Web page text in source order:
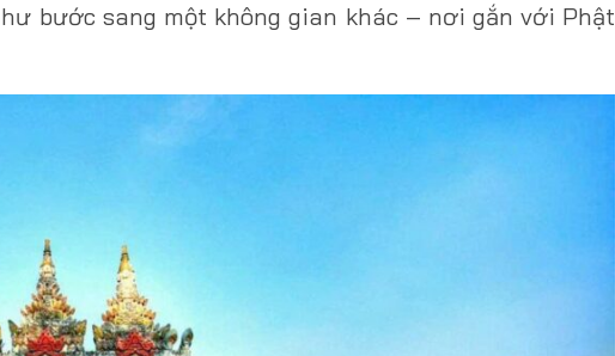
bước sang một không gian khác – nơi gắn với Phật